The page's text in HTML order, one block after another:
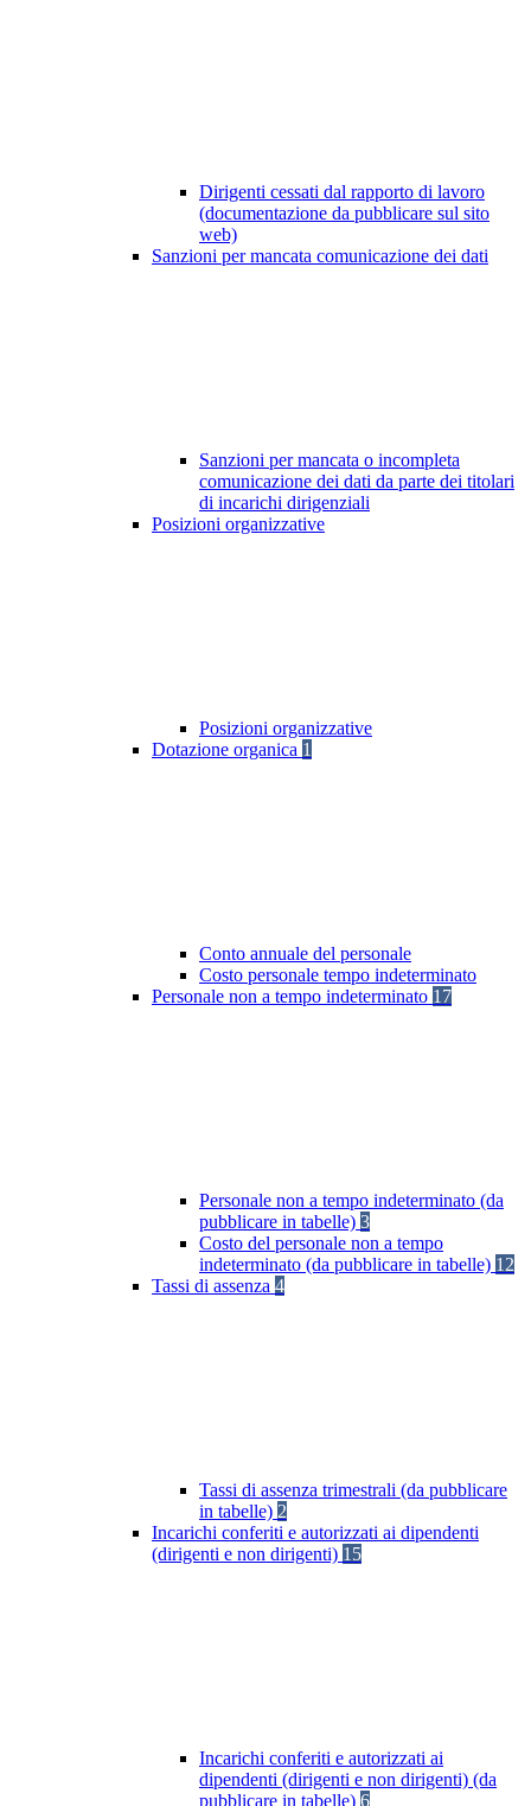
Dirigenti cessati dal rapporto di lavoro
(documentazione da pubblicare sul sito
web)
Sanzioni per mancata comunicazione dei dati
Sanzioni per mancata o incompleta
comunicazione dei dati da parte dei titolari
di incarichi dirigenziali
Posizioni organizzative
Posizioni organizzative
Dotazione organica 1
Conto annuale del personale
Costo personale tempo indeterminato
Personale non a tempo indeterminato 17
Personale non a tempo indeterminato (da
pubblicare in tabelle) 3
Costo del personale non a tempo
indeterminato (da pubblicare in tabelle) 12
Tassi di assenza 4
Tassi di assenza trimestrali (da pubblicare
in tabelle) 2
Incarichi conferiti e autorizzati ai dipendenti
(dirigenti e non dirigenti) 15
Incarichi conferiti e autorizzati ai
dipendenti (dirigenti e non dirigenti) (da
pubblicare in tabelle) 6